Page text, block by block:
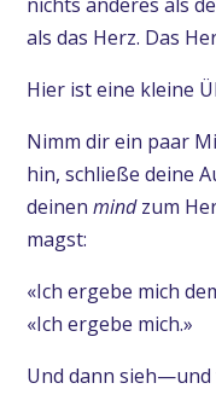
als das Herz. Das
Hier ist eine kleine
Nimm dir ein paar
hin, schließe deine
deinen mindzum
magst:
«Ich ergebe mich
«Ich ergebe mich.»
Und dann